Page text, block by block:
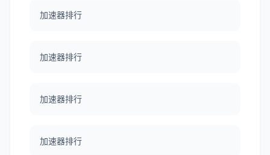
加速器排行
加速器排行
加速器排行
加速器排行